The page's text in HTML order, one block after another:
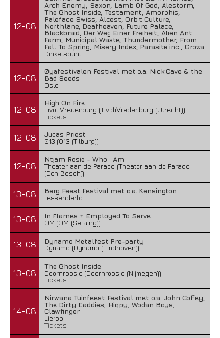
12-08
Arch Enemy, Saxon, Lamb Of God, Alestorm,
The Ghost Inside, Testament, Amorphis,
Paleface Swiss, Alcest, Orbit Culture,
Northlane, Deafheaven, Future Palace,
Blackbraid, Der Weg Einer Freiheit, Alien Ant
Farm, Municipal Waste, Thundermother, From
Fall To Spring, Misery Index, Parasite inc., Groza
Dinkelsbühl
12-08
Øyafestivalen Festival met o.a. Nick Cave & the
Bad Seeds
Oslo
12-08
High On Fire
TivoliVredenburg (TivoliVredenburg (Utrecht))
Tickets
12-08
Judas Priest
013 (013 (Tilburg))
12-08
Ntjam Rosie - Who I Am
Theater aan de Parade (Theater aan de Parade
(Den Bosch))
13-08
Berg Feest Festival met o.a. Kensington
Tessenderlo
13-08
In Flames + Employed To Serve
OM (OM (Seraing))
13-08
Dynamo Metalfest Pre-party
Dynamo (Dynamo (Eindhoven))
13-08
The Ghost Inside
Doornroosje (Doornroosje (Nijmegen))
Tickets
14-08
Nirwana Tuinfeest Festival met o.a. John Coffey,
The Dirty Daddies, Hiqpy, Wodan Boys,
Clawfinger
Lierop
Tickets